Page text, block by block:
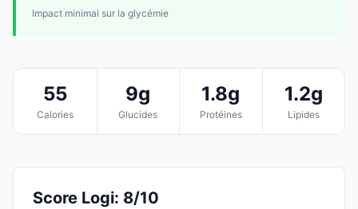
Impact minimal sur la glycémie
55
Calories
9g
Glucides
1.8g
Protéines
1.2g
Lipides
Score Logi: 8/10